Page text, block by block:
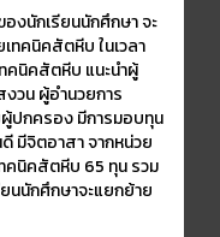
งนักเรียนนักศึกษา จะ
ทคนิคสัตหีบ ในเวลา
คนิคสัตหีบ แนะนำผู้
วน ผู้อำนวยการ
ปกครอง มีการมอบทุน
มีจิตอาสา จากหน่วย
คนิคสัตหีบ 65 ทุน รวม
นนักศึกษาจะแยกย้าย